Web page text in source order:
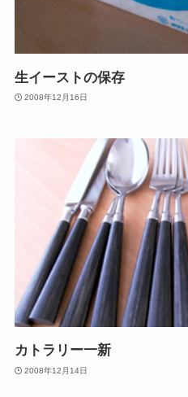
生イーストの保存
2008年12月16日
カトラリー一新
2008年12月14日